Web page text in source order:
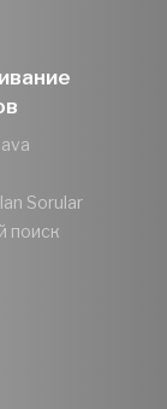
Sorular
поиск